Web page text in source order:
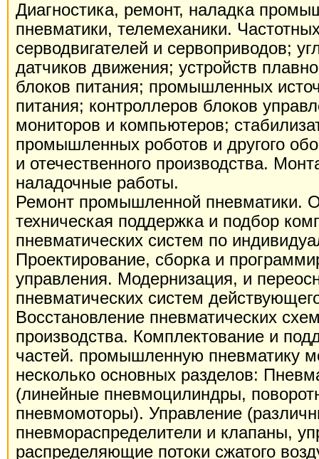
Диагностика, ремонт, наладка
пневматики, телемеханики.
серводвигателей и сервоприводов;
датчиков движения; устройств
блоков питания; промышленных
питания; контроллеров блоков
мониторов и компьютеров;
промышленных роботов и другого
и отечественного производства.
наладочные работы.
Ремонт промышленной пневматики.
техническая поддержка и подбор
пневматических систем по
Проектирование, сборка и
управления. Модернизация, и
пневматических систем
Восстановление пневматических
производства. Комплектование и
частей. промышленную пневматику
несколько основных разделов:
(линейные пневмоцилиндры,
пневмомоторы). Управление
пневмораспределители и клапаны,
распределяющие потоки сжатого